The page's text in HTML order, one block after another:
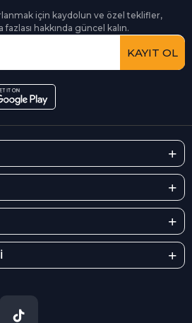
için kaydolun ve özel teklifler,
hakkında güncel kalın.
KAYIT OL